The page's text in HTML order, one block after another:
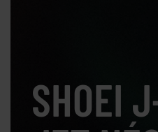
SHOEI